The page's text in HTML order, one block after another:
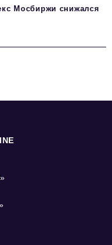
Мосбиржи снижался